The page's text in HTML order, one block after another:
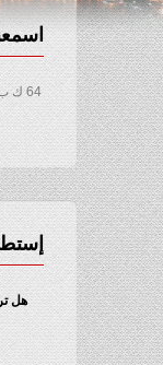
اسمعنا اون
64 ك ب/ث
إستطلاع رأي
هل ترى موقع